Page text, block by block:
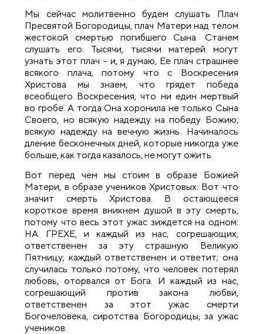
Мы сейчас молитвенно будем слушать Плач
Пресвятой Богородицы, плач Матери над телом
жестокой смертью погибшего Сына. Станем
слушать его. Тысячи, тысячи матерей могут
узнать этот плач – и, я думаю, Ее плач страшнее
всякого плача, потому что с Воскресения
Христова мы знаем, что грядет победа
всеобщего Воскресения, что ни един мертвый
во гробе. А тогда Она хоронила не только Сына
Своего, но всякую надежду на победу Божию,
всякую надежду на вечную жизнь. Начиналось
дление бесконечных дней, которые никогда уже
больше, как тогда казалось, не могут ожить.
Вот перед чем мы стоим в образе Божией
Матери, в образе учеников Христовых. Вот что
значит смерть Христова. В остающееся
короткое время вникнем душой в эту смерть,
потому что весь этот ужас зиждется на одном:
НА ГРЕХЕ, и каждый из нас, согрешающих,
ответственен за эту страшную Великую
Пятницу; каждый ответственен и ответит; она
случилась только потому, что человек потерял
любовь, оторвался от Бога. И каждый из нас,
согрешающий против закона любви,
ответственен за этот ужас смерти
Богочеловека, сиротства Богородицы, за ужас
учеников.